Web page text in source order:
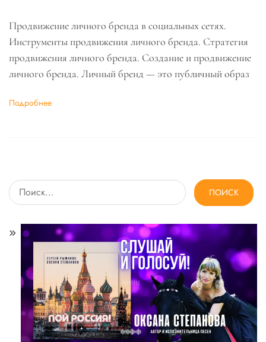
Продвижение личного бренда в социальных сетях.
Инструменты продвижения личного бренда. Стратегия
продвижения личного бренда. Создание и продвижение
личного бренда. Личный бренд — это публичный образ
Подробнее
Найти: